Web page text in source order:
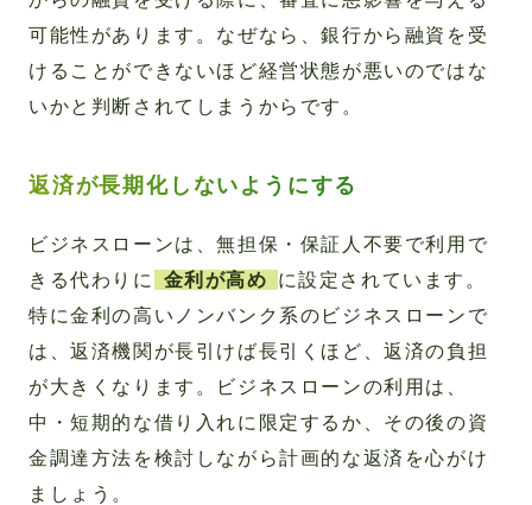
可能性があります。なぜなら、銀行から融資を受
けることができないほど経営状態が悪いのではな
いかと判断されてしまうからです。
返済が長期化しないようにする
ビジネスローンは、無担保・保証人不要で利用で
きる代わりに
金利が高め
に設定されています。
特に金利の高いノンバンク系のビジネスローンで
は、返済機関が長引けば長引くほど、返済の負担
が大きくなります。ビジネスローンの利用は、
中・短期的な借り入れに限定するか、その後の資
金調達方法を検討しながら計画的な返済を心がけ
ましょう。